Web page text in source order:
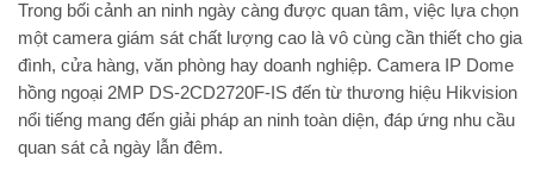
Trong bối cảnh an ninh ngày càng được quan tâm, việc lựa chọn
một camera giám sát chất lượng cao là vô cùng cần thiết cho gia
đình, cửa hàng, văn phòng hay doanh nghiệp. Camera IP Dome
hồng ngoại 2MP DS-2CD2720F-IS đến từ thương hiệu Hikvision
nổi tiếng mang đến giải pháp an ninh toàn diện, đáp ứng nhu cầu
quan sát cả ngày lẫn đêm.